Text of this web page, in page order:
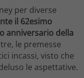
per diverse
il 62esimo
anniversario della
le premesse
incassi, visto che
le aspettative.